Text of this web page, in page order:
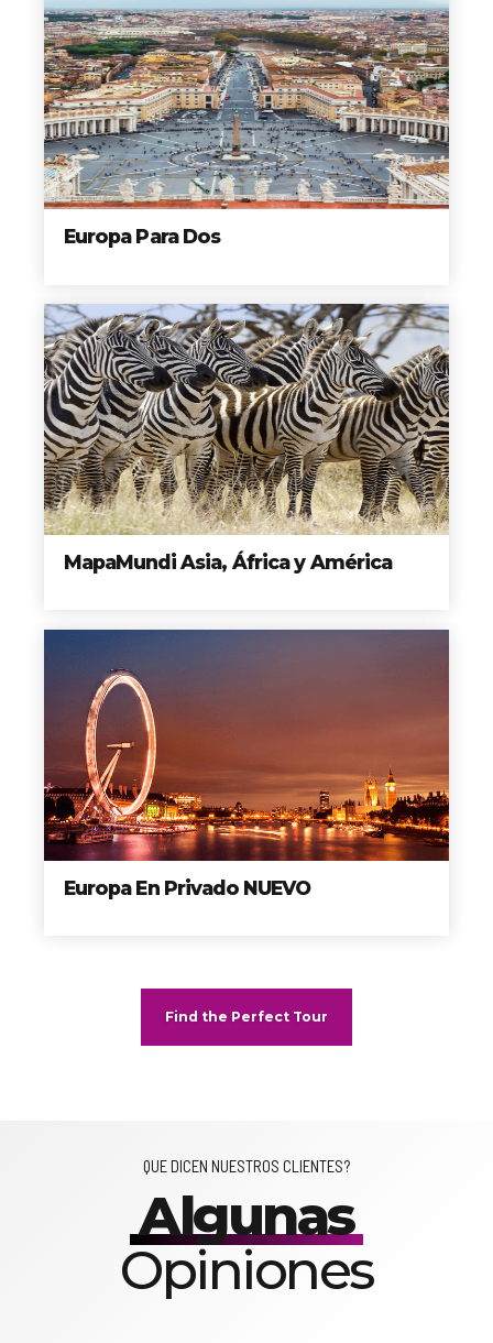
Europa Para Dos
MapaMundi Asia, África y América
Europa En Privado NUEVO
Find the Perfect Tour
QUE DICEN NUESTROS CLIENTES?
Algunas
Opiniones